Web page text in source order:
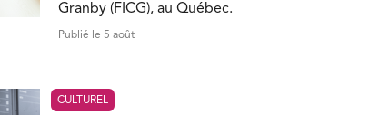
Granby (FICG), au Québec.
Publié le 5 août
CULTUREL